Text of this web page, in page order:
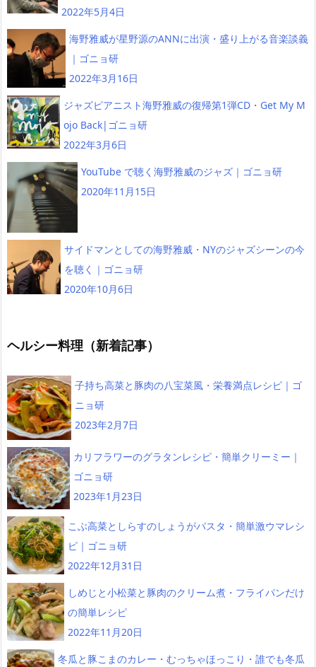
2022年5月4日
海野雅威が星野源のANNに出演・盛り上がる音楽談義
｜ゴニョ研
2022年3月16日
ジャズピアニスト海野雅威の復帰第1弾CD・Get My M
ojo Back|ゴニョ研
2022年3月6日
YouTube で聴く海野雅威のジャズ｜ゴニョ研
2020年11月15日
サイドマンとしての海野雅威・NYのジャズシーンの今
を聴く｜ゴニョ研
2020年10月6日
ヘルシー料理（新着記事）
子持ち高菜と豚肉の八宝菜風・栄養満点レシピ｜ゴ
ニョ研
2023年2月7日
カリフラワーのグラタンレシピ・簡単クリーミー｜
ゴニョ研
2023年1月23日
こぶ高菜としらすのしょうがパスタ・簡単激ウマレシ
ピ｜ゴニョ研
2022年12月31日
しめじと小松菜と豚肉のクリーム煮・フライパンだけ
の簡単レシピ
2022年11月20日
冬瓜と豚こまのカレー・むっちゃほっこり・誰でも冬瓜